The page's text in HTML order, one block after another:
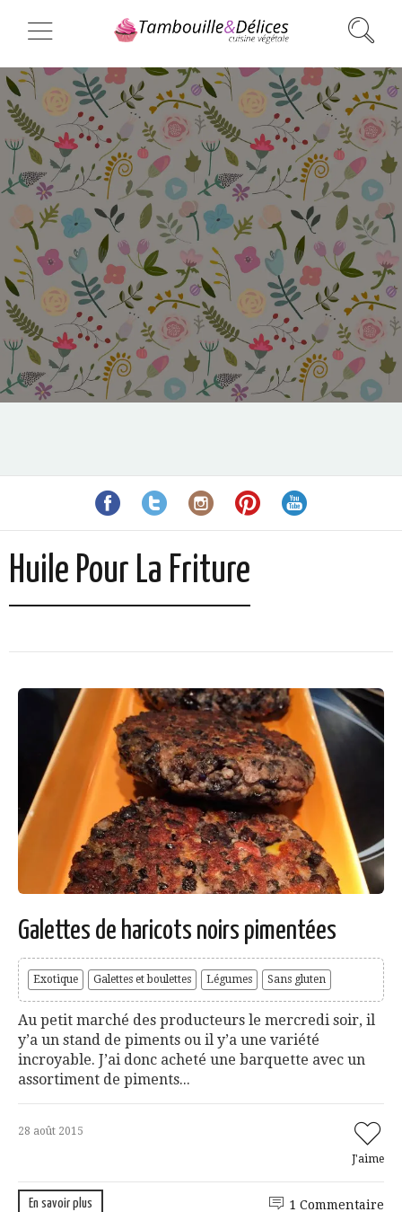
Huile Pour La Friture
Galettes de haricots noirs pimentées
Exotique Galettes et boulettes Légumes Sans gluten
Au petit marché des producteurs le mercredi soir, il
y’a un stand de piments ou il y’a une variété
incroyable. J’ai donc acheté une barquette avec un
assortiment de piments...
28 août 2015
J'aime
En savoir plus 1 Commentaire